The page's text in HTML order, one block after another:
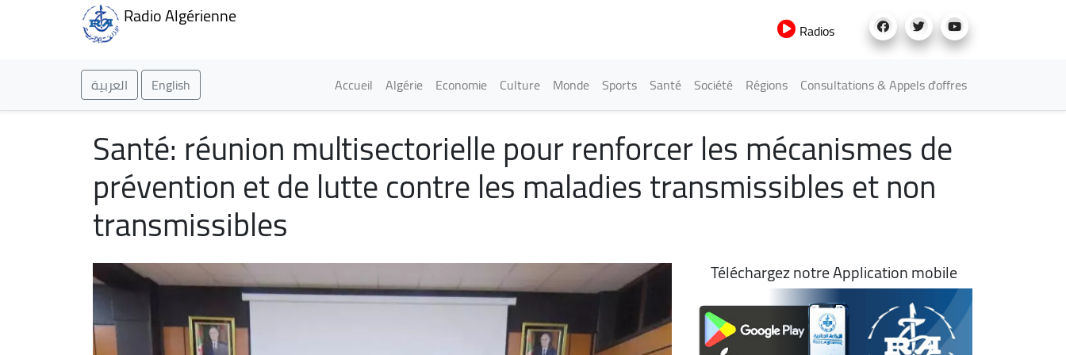
Radio Algérienne
Radios
العربية English Main navigation
Accueil Algérie Economie Culture Monde Sports Santé Société Régions Consultations & Appels d'offres
Santé: réunion multisectorielle pour renforcer les mécanismes de
prévention et de lutte contre les maladies transmissibles et non
transmissibles
Téléchargez notre Application mobile